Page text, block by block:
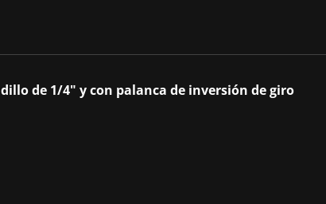
de 1/4" y con palanca de inversión de giro